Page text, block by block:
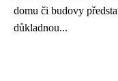
domu či budovy
důkladnou...